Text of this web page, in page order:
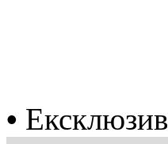
• Ексклюзив